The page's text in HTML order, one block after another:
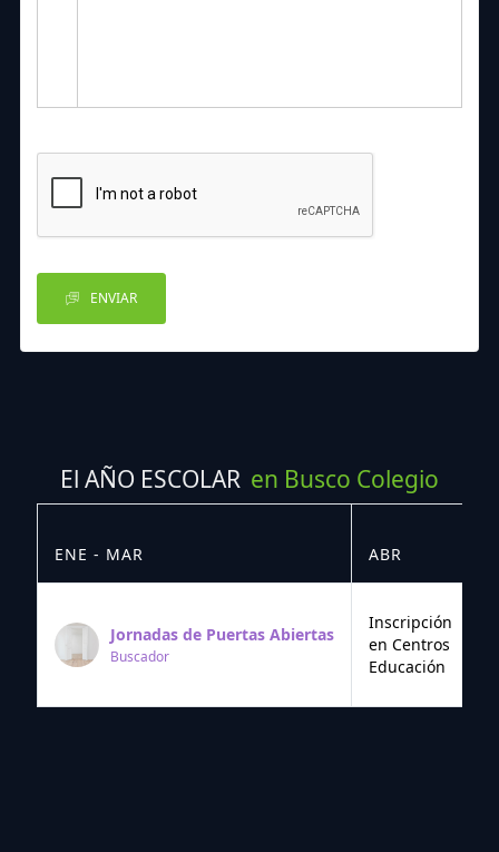
ENVIAR
El AÑO ESCOLAR en Busco Colegio
ENE - MAR ABR
Jornadas de Puertas Abiertas
Buscador
Inscripción
en Centros
Educación